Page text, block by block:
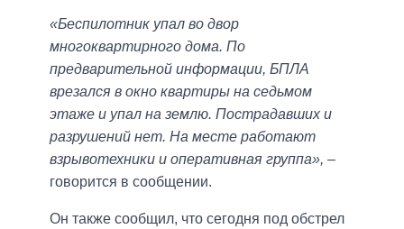
«Беспилотник упал во двор
многоквартирного дома. По
предварительной информации, БПЛА
врезался в окно квартиры на седьмом
этаже и упал на землю. Пострадавших и
разрушений нет. На месте работают
взрывотехники и оперативная группа», –
говорится в сообщении.
Он также сообщил, что сегодня под обстрел